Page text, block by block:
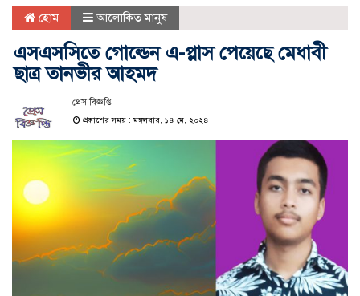
হোম আলোকিত মানুষ
এসএসসিতে গোল্ডেন এ-প্লাস পেয়েছে মেধাবী
ছাত্র তানভীর আহমদ
প্রেস বিজ্ঞপ্তি
প্রকাশের সময় : মঙ্গলবার, ১৪ মে, ২০২৪